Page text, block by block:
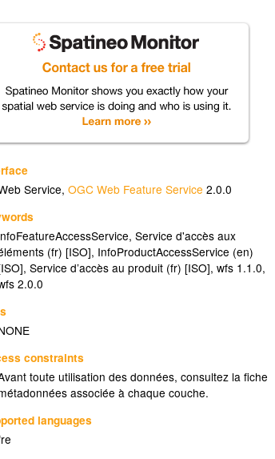
Service,OGC Web Feature Service 2.0.0
,Service d'accès aux
(fr) [ISO], InfoProductAccessService (en)
,Service d’accès au produit (fr) [ISO],wfs 1.1.0,
2.0.0
constraints
toute utilisation des données, consultez la fiche
associée à chaque couche.
languages